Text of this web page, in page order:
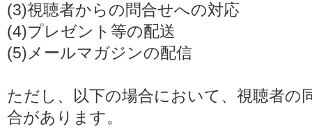
(3)視聴者からの問合せへの対応
(4)プレゼント等の配送
(5)メールマガジンの配信
ただし、以下の場合において、視聴者の
合があります。